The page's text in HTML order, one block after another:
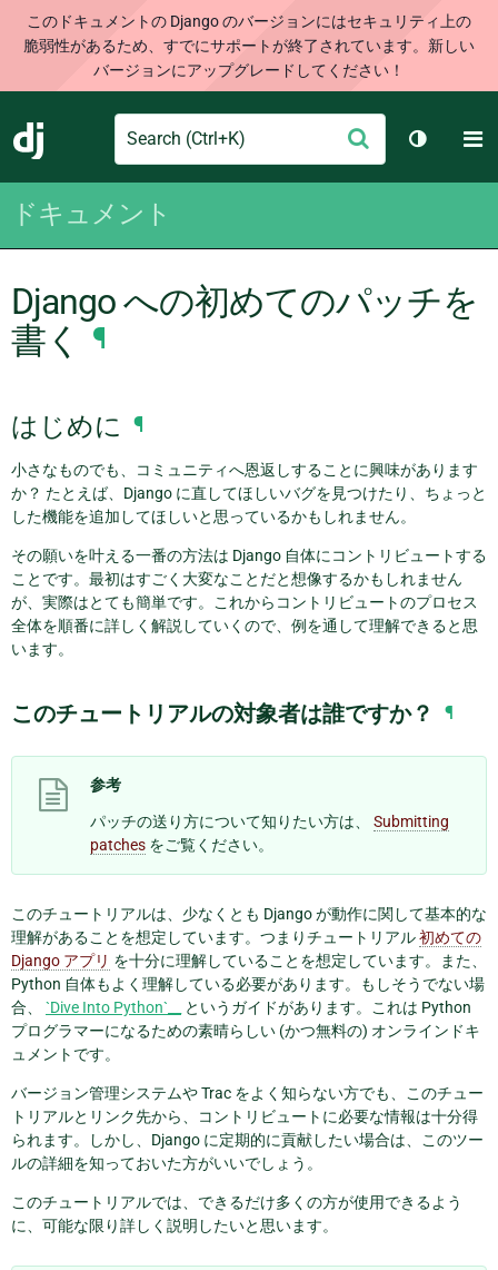
このドキュメントの Django のバージョンにはセキュリティ上の
脆弱性があるため、すでにサポートが終了されています。新しい
バージョンにアップグレードしてください！
Django
Search
信
テーマ
ドキュメント
Django への初めてのパッチを
書く
¶
はじめに ¶
小さなものでも、コミュニティへ恩返しすることに興味があります
か？ たとえば、Django に直してほしいバグを見つけたり、ちょっと
した機能を追加してほしいと思っているかもしれません。
その願いを叶える一番の方法は Django 自体にコントリビュートする
ことです。最初はすごく大変なことだと想像するかもしれません
が、実際はとても簡単です。これからコントリビュートのプロセス
全体を順番に詳しく解説していくので、例を通して理解できると思
います。
このチュートリアルの対象者は誰ですか？ ¶
参考
パッチの送り方について知りたい方は、 Submitting
patches をご覧ください。
このチュートリアルは、少なくとも Django が動作に関して基本的な
理解があることを想定しています。つまりチュートリアル初めての
Django アプリ を十分に理解していることを想定しています。また、
Python 自体もよく理解している必要があります。もしそうでない場
合、 `Dive Into Python`__
というガイドがあります。これは Python
プログラマーになるための素晴らしい (かつ無料の) オンラインドキ
ュメントです。
バージョン管理システムや Trac をよく知らない方でも、このチュー
トリアルとリンク先から、コントリビュートに必要な情報は十分得
られます。しかし、Django に定期的に貢献したい場合は、このツー
ルの詳細を知っておいた方がいいでしょう。
このチュートリアルでは、できるだけ多くの方が使用できるよう
に、可能な限り詳しく説明したいと思います。